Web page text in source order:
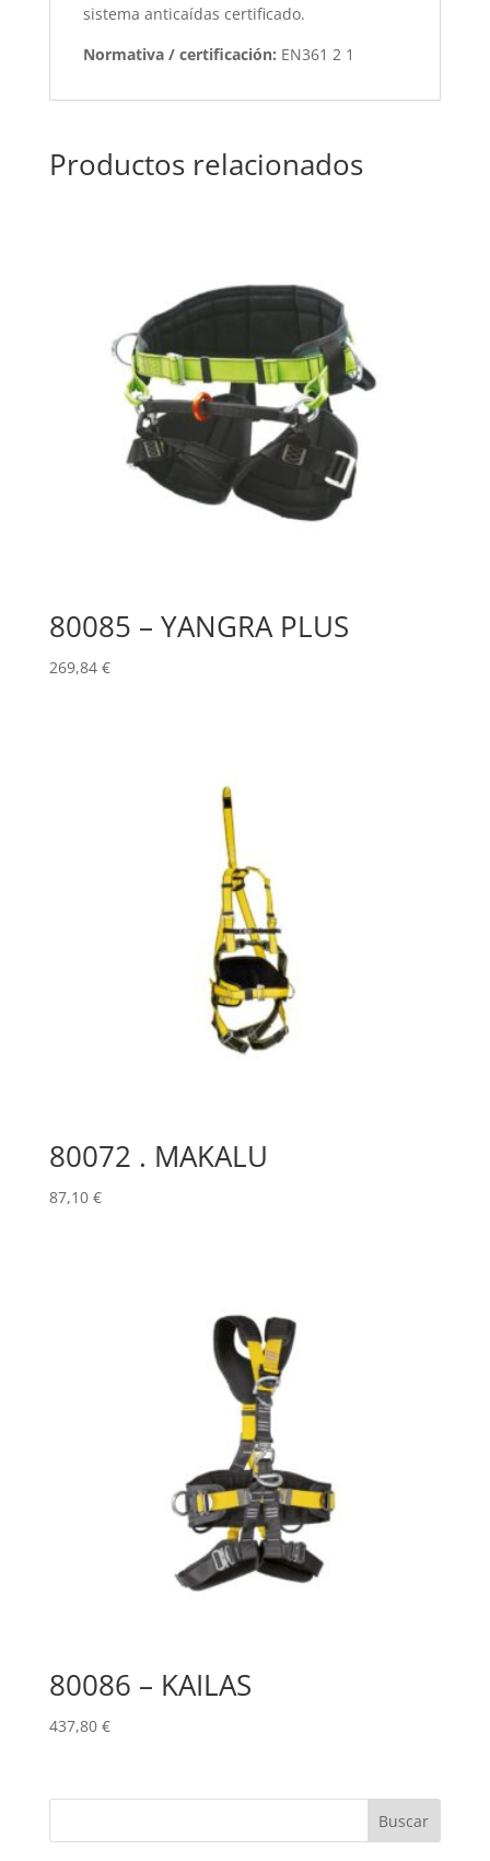
sistema anticaídas certificado.
Normativa / certificación: EN361 2 1
Productos relacionados
80085 – YANGRA PLUS
269,84 €
80072 . MAKALU
87,10 €
80086 – KAILAS
437,80 €
Buscar